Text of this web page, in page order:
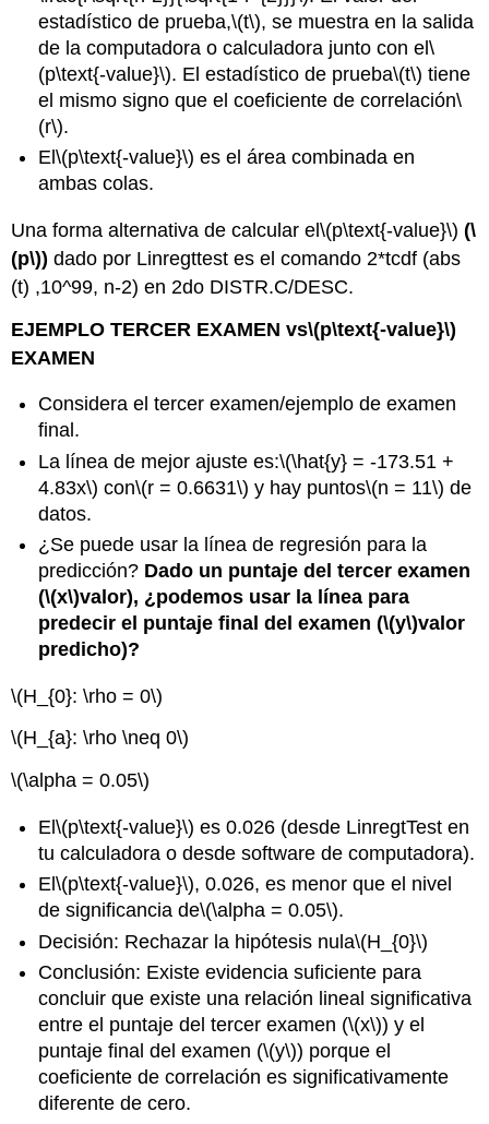
estadístico de prueba,\(t\), se muestra en la salida
de la computadora o calculadora junto con el\
(p\text{-value}\). El estadístico de prueba\(t\) tiene
el mismo signo que el coeficiente de correlación\
(r\).
El\(p\text{-value}\) es el área combinada en
ambas colas.
Una forma alternativa de calcular el\(p\text{-value}\) (\
(p\)) dado por Linregttest es el comando 2*tcdf (abs
(t) ,10^99, n-2) en 2do DISTR.C/DESC.
EJEMPLO TERCER EXAMEN vs\(p\text{-value}\)
EXAMEN
Considera el tercer examen/ejemplo de examen
final.
La línea de mejor ajuste es:\(\hat{y} = -173.51 +
4.83x\) con\(r = 0.6631\) y hay puntos\(n = 11\) de
datos.
¿Se puede usar la línea de regresión para la
predicción? Dado un puntaje del tercer examen
(\(x\)valor), ¿podemos usar la línea para
predecir el puntaje final del examen (\(y\)valor
predicho)?
\(H_{0}: \rho = 0\)
\(H_{a}: \rho \neq 0\)
\(\alpha = 0.05\)
El\(p\text{-value}\) es 0.026 (desde LinregtTest en
tu calculadora o desde software de computadora).
El\(p\text{-value}\), 0.026, es menor que el nivel
de significancia de\(\alpha = 0.05\).
Decisión: Rechazar la hipótesis nula\(H_{0}\)
Conclusión: Existe evidencia suficiente para
concluir que existe una relación lineal significativa
entre el puntaje del tercer examen (\(x\)) y el
puntaje final del examen (\(y\)) porque el
coeficiente de correlación es significativamente
diferente de cero.